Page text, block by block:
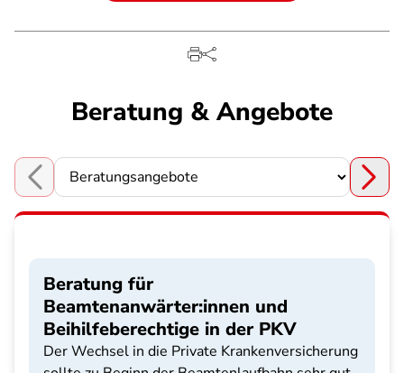
Beratung & Angebote
Choose a section
Beratung für
Beamtenanwärter:innen und
Beihilfeberechtige in der PKV
Der Wechsel in die Private Krankenversicherung